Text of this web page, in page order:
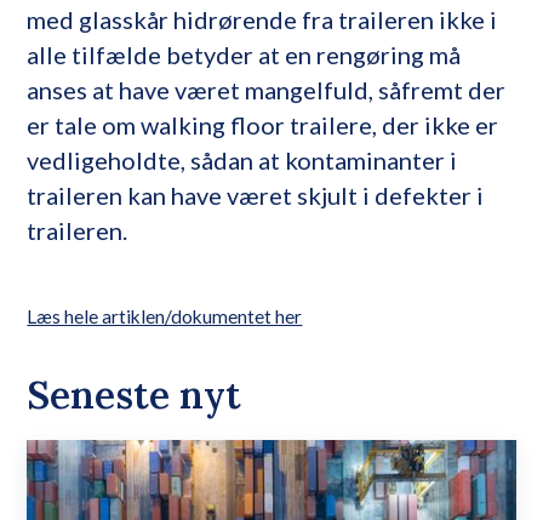
med glasskår hidrørende fra traileren ikke i
alle tilfælde betyder at en rengøring må
anses at have været mangelfuld, såfremt der
er tale om walking floor trailere, der ikke er
vedligeholdte, sådan at kontaminanter i
traileren kan have været skjult i defekter i
traileren.
Læs hele artiklen/dokumentet her
Seneste nyt